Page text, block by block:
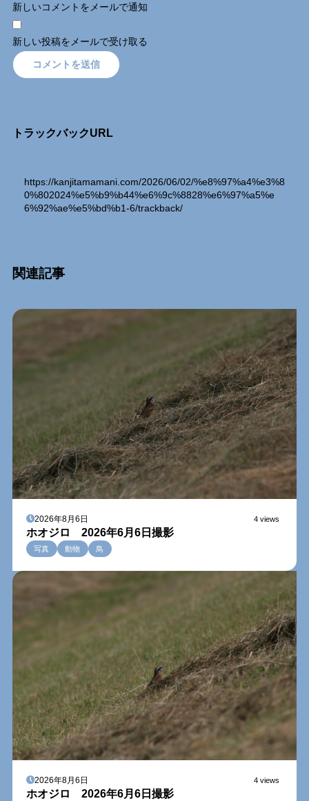
新しいコメントをメールで通知
新しい投稿をメールで受け取る
トラックバックURL
https://kanjitamamani.com/2026/06/02/%e8%97%a4%e3%8
0%802024%e5%b9%b44%e6%9c%8828%e6%97%a5%e
6%92%ae%e5%bd%b1-6/trackback/
関連記事Relation Entry
2026年8月6日 4 views
ホオジロ 2026年6月6日撮影
写真 動物 鳥
2026年8月6日 4 views
ホオジロ 2026年6月6日撮影